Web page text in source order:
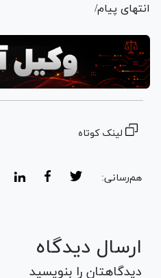
انتهای پیام/
لینک کوتاه
هم‌رسانی:
ارسال دیدگاه
دیدگاهتان را بنویسید